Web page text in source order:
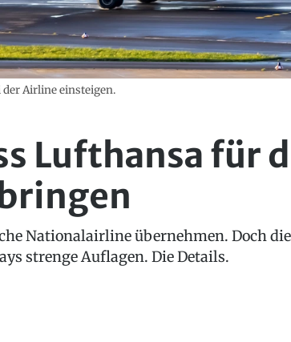
der Airline einsteigen.
Lufthansa für
Nationalairline übernehmen. Doch
strenge Auflagen. Die Details.